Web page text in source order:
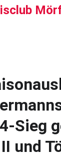
Sieg
und